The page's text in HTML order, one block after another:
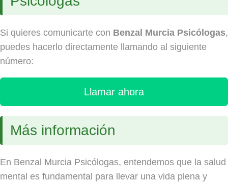
Si quieres comunicarte con Benzal Murcia Psicólogas,
puedes hacerlo directamente llamando al siguiente
número:
Llamar ahora
Más información
En Benzal Murcia Psicólogas, entendemos que la salud
mental es fundamental para llevar una vida plena y